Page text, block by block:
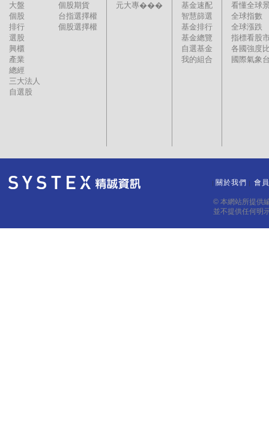
大盤
個股
排行
選股
興櫃
產業
總經
三大法人
自選股
個股期貨
台指選擇權
個股選擇權
元大專���
基金速配
智慧篩選
基金排行
基金總覽
自選基金
我的組合
看懂全球
全球指數
全球漲跌
指標看股
各國強度
國際氣象
關於我們 會
© 本網站所提供
並不提供任何明